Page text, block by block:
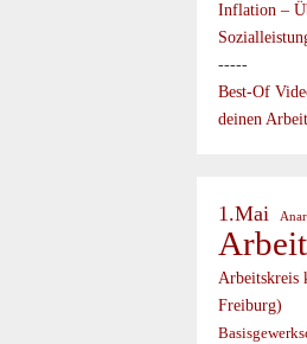
Inflation –
-----
Best-Of
deinen
1.Mai
Arbeitskreis
Freiburg)